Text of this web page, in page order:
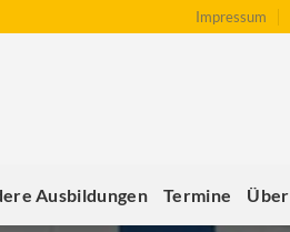
Impressum
Ausbildungen Termine